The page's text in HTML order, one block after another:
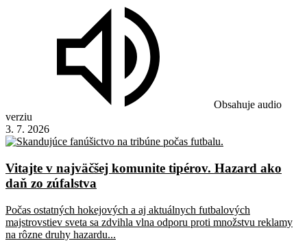
Obsahuje audio
verziu
3. 7. 2026
Vitajte v najväčšej komunite tipérov. Hazard ako
daň zo zúfalstva
Počas ostatných hokejových a aj aktuálnych futbalových
majstrovstiev sveta sa zdvihla vlna odporu proti množstvu reklamy
na rôzne druhy hazardu...